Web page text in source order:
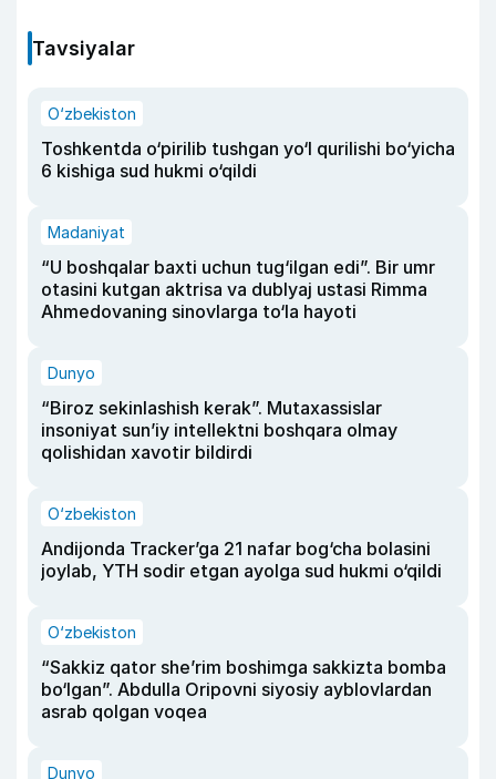
Tavsiyalar
O‘zbekiston
Toshkentda o‘pirilib tushgan yo‘l qurilishi bo‘yicha
6 kishiga sud hukmi o‘qildi
Madaniyat
“U boshqalar baxti uchun tug‘ilgan edi”. Bir umr
otasini kutgan aktrisa va dublyaj ustasi Rimma
Ahmedovaning sinovlarga to‘la hayoti
Dunyo
“Biroz sekinlashish kerak”. Mutaxassislar
insoniyat sun’iy intellektni boshqara olmay
qolishidan xavotir bildirdi
O‘zbekiston
Andijonda Tracker’ga 21 nafar bog‘cha bolasini
joylab, YTH sodir etgan ayolga sud hukmi o‘qildi
O‘zbekiston
“Sakkiz qator she’rim boshimga sakkizta bomba
bo‘lgan”. Abdulla Oripovni siyosiy ayblovlardan
asrab qolgan voqea
Dunyo